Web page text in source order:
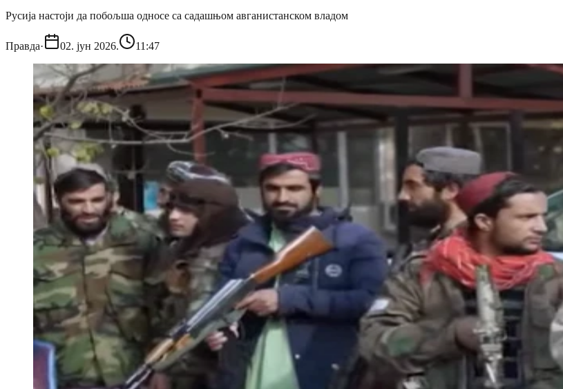
Русија настоји да побољша односе са садашњом авганистанском владом
Правда· 02. јун 2026. 11:47